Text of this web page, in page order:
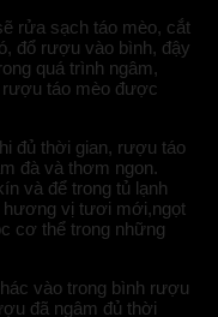
rửa sạch táo mèo, cắt
đổ rượu vào bình, đậy
quá trình ngâm,
rượu táo mèo được
đủ thời gian, rượu táo
đà và thơm ngon.
và để trong tủ lạnh
vị tươi mới,ngọt
cơ thể trong những
vào trong bình rượu
đã ngâm đủ thời